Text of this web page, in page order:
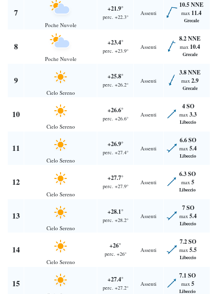
7
Poche Nuvole
+21.9°
perc. +22.3°
Assenti
10.5 NNE
max 11.4
Grecale
8
Poche Nuvole
+23.4°
perc. +23.9°
Assenti
8.2 NNE
max 10.4
Grecale
9
Cielo Sereno
+25.8°
perc. +26.2°
Assenti
3.8 NNE
max 2.9
Grecale
10
Cielo Sereno
+26.6°
perc. +26.6°
Assenti
4 SO
max 3.3
Libeccio
11
Cielo Sereno
+26.9°
perc. +27.4°
Assenti
6.6 SO
max 5.4
Libeccio
12
Cielo Sereno
+27.7°
perc. +27.9°
Assenti
6.3 SO
max 5
Libeccio
13
Cielo Sereno
+28.1°
perc. +28.2°
Assenti
7 SO
max 5.4
Libeccio
14
Cielo Sereno
+26°
perc. +26°
Assenti
7.2 SO
max 5.5
Libeccio
15 +27.4°
perc. +27.2°
Assenti
7.1 SO
max 5
Libeccio